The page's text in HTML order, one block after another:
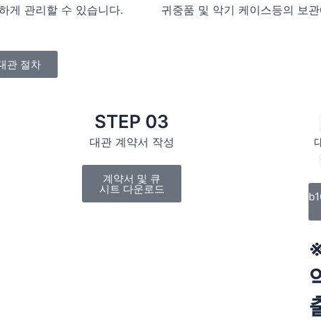
게 관리할 수 있습니다. 귀중품 및 악기 케이스등의 보
관 절차
STEP 03
대관 계약서 작성
계약서 및 큐
시트 다운로드